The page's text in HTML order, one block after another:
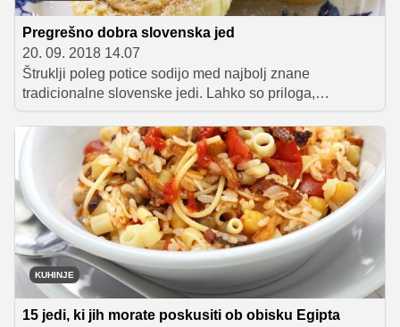
Pregrešno dobra slovenska jed
20. 09. 2018 14.07
Štruklji poleg potice sodijo med najbolj znane
tradicionalne slovenske jedi. Lahko so priloga,
samostojna jed ali sladica. Poznamo vlečene, pečene,
kuhane ... tokrat pa so nam v Društvu podeželskih žena
Ilirska Bistrica pripravili kvašene štruklje, ki so
"znamenitost" na Primorskem.
KUHINJE
15 jedi, ki jih morate poskusiti ob obisku Egipta